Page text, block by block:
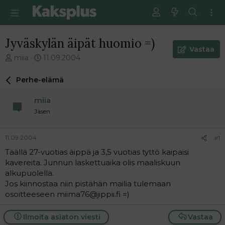
Jyväskylän äipät huomio =)
V
e
i
t
u
n
a
l
o
t
t
miia
E
s
m
m
ä
n
v
i
e
s
i
11.09.2004
Vastaa
Perhe-elämä
miia
Jäsen
11.09.2004 #1
Täällä 27-vuotias äippä ja 3,5 vuotias tyttö kaipaisi
kavereita. Junnun laskettuaika olis maaliskuun
alkupuolella.
Jos kiinnostaa niin pistähän mailia tulemaan
osoitteeseen miima76@jippii.fi =)
Vastaa
Ilmoita asiaton viesti